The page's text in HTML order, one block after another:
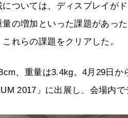
ついては、ディスプレイが
の増加といった課題があっ
れらの課題をクリアした。
、重量は3.4kg。4月29日か
2017」に出展し、会場内で